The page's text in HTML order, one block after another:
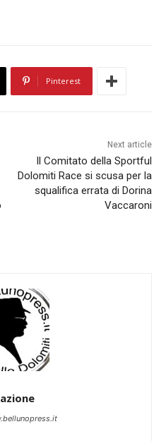
Pinterest
Next article
Il Comitato della Sportful
Dolomiti Race si scusa per la
squalifica errata di Dorina
Vaccaroni